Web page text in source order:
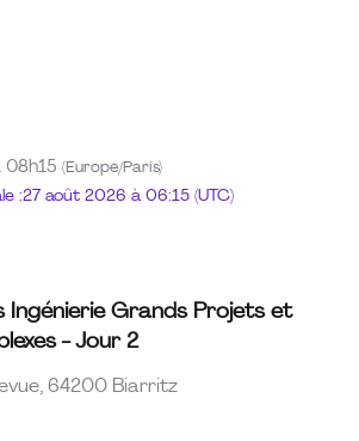
08h15 (Europe/Paris)
:27 août 2026 à 06:15 (UTC)
Ingénierie Grands Projets et
- Jour 2
64200 Biarritz